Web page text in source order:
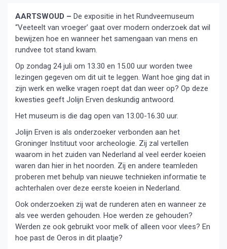
AARTSWOUD – De expositie in het Rundveemuseum
“Veeteelt van vroeger’ gaat over modern onderzoek dat wil
bewijzen hoe en wanneer het samengaan van mens en
rundvee tot stand kwam.
Op zondag 24 juli om 13.30 en 15.00 uur worden twee
lezingen gegeven om dit uit te leggen. Want hoe ging dat in
zijn werk en welke vragen roept dat dan weer op? Op deze
kwesties geeft Jolijn Erven deskundig antwoord.
Het museum is die dag open van 13.00-16.30 uur.
Jolijn Erven is als onderzoeker verbonden aan het
Groninger Instituut voor archeologie. Zij zal vertellen
waarom in het zuiden van Nederland al veel eerder koeien
waren dan hier in het noorden. Zij en andere teamleden
proberen met behulp van nieuwe technieken informatie te
achterhalen over deze eerste koeien in Nederland.
Ook onderzoeken zij wat de runderen aten en wanneer ze
als vee werden gehouden. Hoe werden ze gehouden?
Werden ze ook gebruikt voor melk of alleen voor vlees? En
hoe past de Oeros in dit plaatje?